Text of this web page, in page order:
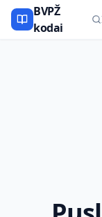
BVPŽ
kodai